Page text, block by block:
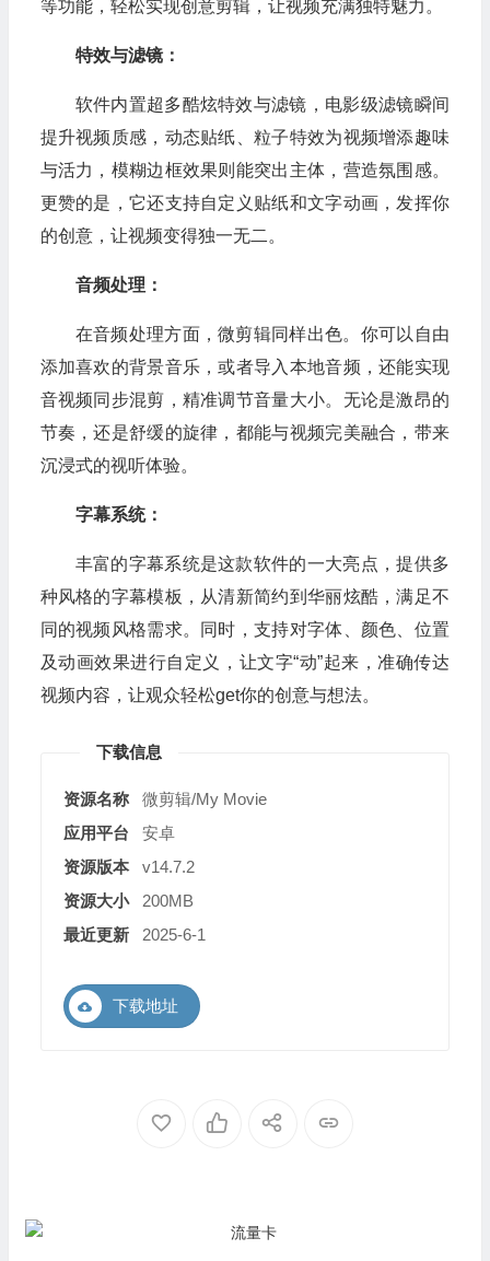
等功能，轻松实现创意剪辑，让视频充满独特魅力。
特效与滤镜：
软件内置超多酷炫特效与滤镜，电影级滤镜瞬间
提升视频质感，动态贴纸、粒子特效为视频增添趣味
与活力，模糊边框效果则能突出主体，营造氛围感。
更赞的是，它还支持自定义贴纸和文字动画，发挥你
的创意，让视频变得独一无二。
音频处理：
在音频处理方面，微剪辑同样出色。你可以自由
添加喜欢的背景音乐，或者导入本地音频，还能实现
音视频同步混剪，精准调节音量大小。无论是激昂的
节奏，还是舒缓的旋律，都能与视频完美融合，带来
沉浸式的视听体验。
字幕系统：
丰富的字幕系统是这款软件的一大亮点，提供多
种风格的字幕模板，从清新简约到华丽炫酷，满足不
同的视频风格需求。同时，支持对字体、颜色、位置
及动画效果进行自定义，让文字“动”起来，准确传达
视频内容，让观众轻松get你的创意与想法。
下载信息
资源名称
微剪辑/My Movie
应用平台
安卓
资源版本
v14.7.2
资源大小
200MB
最近更新
2025-6-1
下载地址